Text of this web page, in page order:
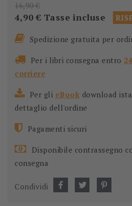
16,90 €
4,90 € Tasse incluse
Spedizione gratuita per
Per i libri consegna entro
corriere
Per gli eBook download
dettaglio dell'ordine
Pagamenti sicuri
Disponibile contrassegno
consegna
Condividi